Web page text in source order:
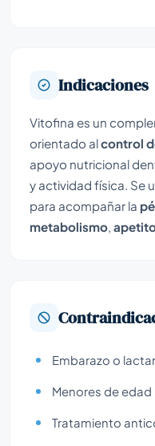
Indicaciones
Vitofina es un
orientado alcontrol
apoyo nutricional
y actividad física. Se
para acompañar la
metabolismo,
Embarazo o
Menores de edad
Tratamiento